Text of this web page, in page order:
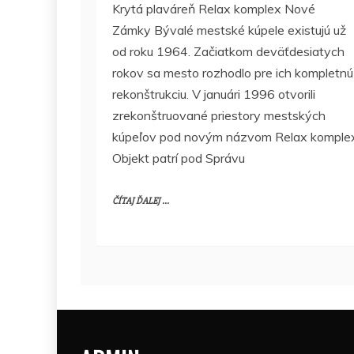
Krytá plaváreň Relax komplex Nové
Zámky Bývalé mestské kúpele existujú už
od roku 1964. Začiatkom deväťdesiatych
rokov sa mesto rozhodlo pre ich kompletnú
rekonštrukciu. V januári 1996 otvorili
zrekonštruované priestory mestských
kúpeľov pod novým názvom Relax
Objekt patrí pod Správu
ČÍTAJ ĎALEJ ...